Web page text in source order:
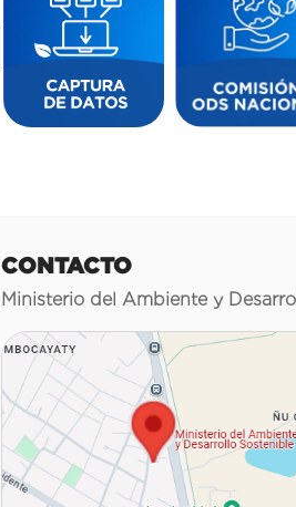
CONTACTO
Ministerio del Ambiente y